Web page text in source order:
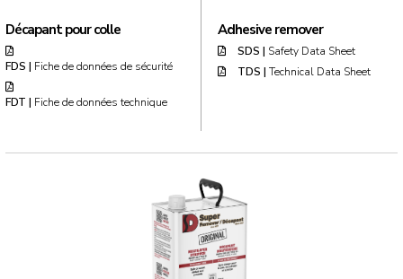
Décapant pour colle
FDS | Fiche de données de sécurité
FDT | Fiche de données technique
Adhesive remover
SDS | Safety Data Sheet
TDS | Technical Data Sheet